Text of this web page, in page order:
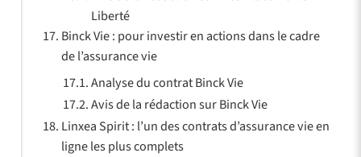
Liberté
Binck Vie : pour investir en actions dans le cadre
de l’assurance vie
Analyse du contrat Binck Vie
Avis de la rédaction sur Binck Vie
Linxea Spirit : l’un des contrats d’assurance vie en
ligne les plus complets